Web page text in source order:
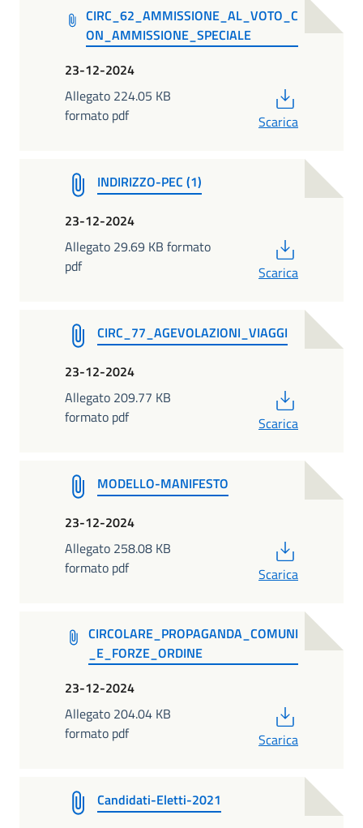
CIRC_62_AMMISSIONE_AL_VOTO_C
ON_AMMISSIONE_SPECIALE
23-12-2024
Allegato 224.05 KB
formato pdf
Scarica
INDIRIZZO-PEC (1)
23-12-2024
Allegato 29.69 KB formato
pdf
Scarica
CIRC_77_AGEVOLAZIONI_VIAGGI
23-12-2024
Allegato 209.77 KB
formato pdf
Scarica
MODELLO-MANIFESTO
23-12-2024
Allegato 258.08 KB
formato pdf
Scarica
CIRCOLARE_PROPAGANDA_COMUNI
_E_FORZE_ORDINE
23-12-2024
Allegato 204.04 KB
formato pdf
Scarica
Candidati-Eletti-2021